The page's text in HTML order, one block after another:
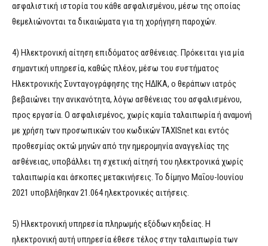
ασφαλιστική ιστορία του κάθε ασφαλισμένου, μέσω της οποίας
θεμελιώνονται τα δικαιώματα για τη χορήγηση παροχών.
4) Ηλεκτρονική αίτηση επιδόματος ασθένειας. Πρόκειται για μία
σημαντική υπηρεσία, καθώς πλέον, μέσω του συστήματος
Ηλεκτρονικής Συνταγογράφησης της ΗΔΙΚΑ, ο θεράπων ιατρός
βεβαιώνει την ανικανότητα, λόγω ασθένειας του ασφαλισμένου,
προς εργασία. Ο ασφαλισμένος, χωρίς καμία ταλαιπωρία ή αναμονή
με χρήση των προσωπικών του κωδικών TAXISnet και εντός
προθεσμίας οκτώ μηνών από την ημερομηνία αναγγελίας της
ασθένειας, υποβάλλει τη σχετική αίτησή του ηλεκτρονικά χωρίς
ταλαιπωρία και άσκοπες μετακινήσεις. Το δίμηνο Μαΐου-Ιουνίου
2021 υποβλήθηκαν 21.064 ηλεκτρονικές αιτήσεις.
5) Ηλεκτρονική υπηρεσία πληρωμής εξόδων κηδείας. Η
ηλεκτρονική αυτή υπηρεσία έθεσε τέλος στην ταλαιπωρία των